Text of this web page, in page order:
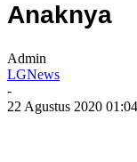
Anaknya
Admin
LGNews
-
22 Agustus 2020 01:04